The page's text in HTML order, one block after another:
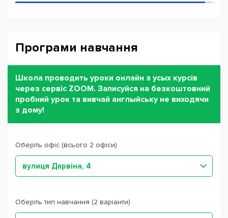
Програми навчання
Школа проводить уроки онлайн з усых курсів
через сервіс ZOOM. Записуйся на безкоштовний
пробний урок та вивчай англыйську не виходячи
з дому!
Оберіть офіс (всього 2 офіси)
вулиця Дарвіна, 4
Оберіть тип навчання (2 варіанти)